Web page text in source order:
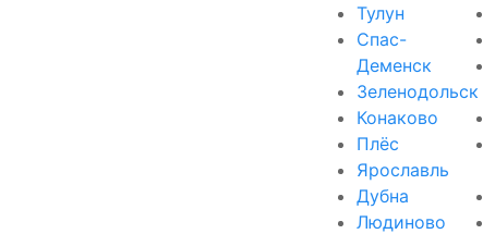
Тулун
Спас-
Деменск
Зеленодольск
Конаково
Плёс
Ярославль
Дубна
Людиново